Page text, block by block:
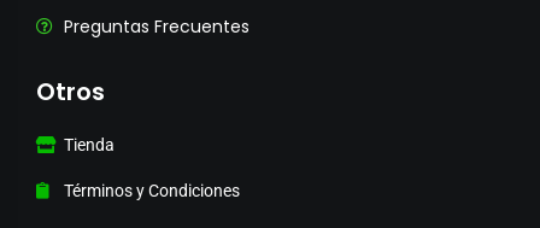
Preguntas Frecuentes
Otros
Tienda
Términos y Condiciones